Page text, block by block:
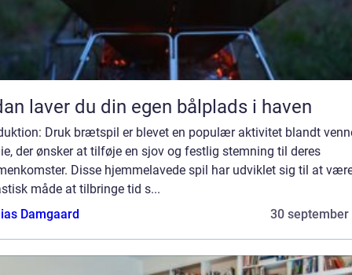
laver du din egen bålplads i haven
Druk brætspil er blevet en populær aktivitet blandt
der ønsker at tilføje en sjov og festlig stemning til deres
Disse hjemmelavede spil har udviklet sig til at
måde at tilbringe tid s...
Damgaard
30 september